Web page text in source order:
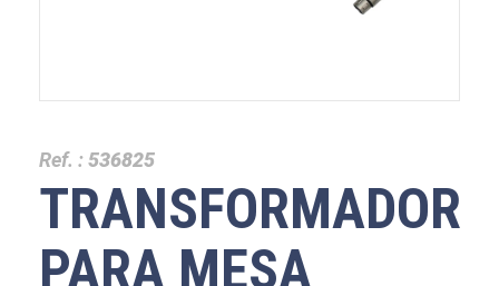
Ref. :536825
TRANSFORMADOR
PARA MESA